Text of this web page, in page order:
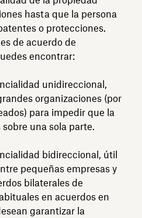
hasta que la persona
o protecciones.
de acuerdo de
encontrar:
unidireccional,
organizaciones (por
para impedir que la
una sola parte.
bidireccional, útil
pequeñas empresas y
bilaterales de
en acuerdos en
garantizar la